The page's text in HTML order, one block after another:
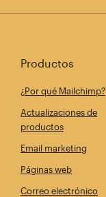
Productos
¿Por qué Mailchimp?
Actualizaciones de
productos
Email marketing
Páginas web
Correo electrónico